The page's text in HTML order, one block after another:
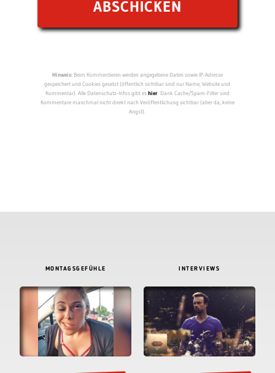
Hinweis:Beim Kommentieren werden angegebene Daten sowie IP-Adresse
gespeichert und Cookies gesetzt (öffentlich sichtbar sind nur Name, Website und
Kommentar). Alle Datenschutz-Infos gibt eshier. Dank Cache/Spam-Filter sind
Kommentare manchmal nicht direkt nach Veröffentlichung sichtbar (aber da, keine
Angst).
MONTAGSGEFÜHLE INTERVIEWS